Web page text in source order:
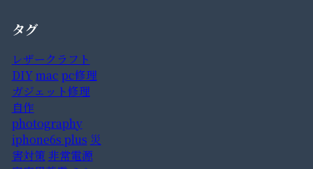
タグ
レザークラフト
DIYmac pc修理
ガジェット修理
自作
photography
iphone6s plus 災
害対策非常電源